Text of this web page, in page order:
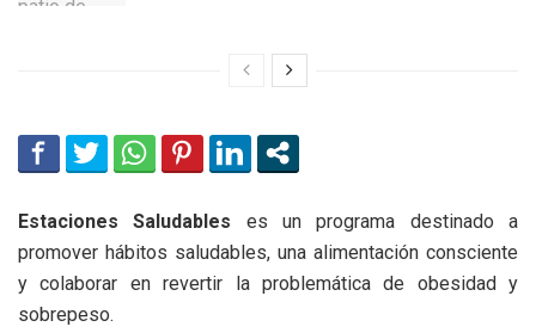
Estaciones Saludables es un programa destinado a
promover hábitos saludables, una alimentación consciente
y colaborar en revertir la problemática de obesidad y
sobrepeso.